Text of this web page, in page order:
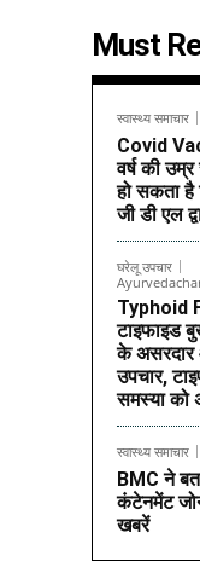
Must
स्वास्थ्य समाचार
Covid
वर्ष की
हो सकता
जी डी एल
घरेलू उपचार
Typhoid
टाइफाइड
के
उपचार,
समस्या को
स्वास्थ्य समाचार
BMC ने
कंटेनमेंट
खबरें